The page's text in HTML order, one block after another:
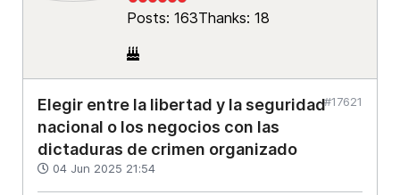
Posts: 163Thanks: 18
Elegir entre la libertad y la seguridad
nacional o los negocios con las
dictaduras de crimen organizado
04 Jun 2025 21:54
#17621